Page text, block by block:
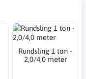
Rundsling 1 ton -
2,0/4,0 meter